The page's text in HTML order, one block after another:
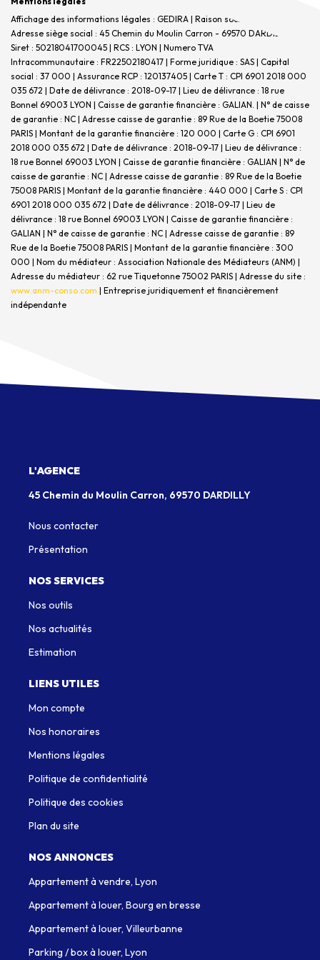
Affichage des informations légales : GEDIRA | Raison sociale : GEDIRA |
Adresse siège social : 45 Chemin du Moulin Carron - 69570 DARDILLY |
Siret : 50218041700045 | RCS : LYON | Numero TVA
Intracommunautaire : FR22502180417 | Forme juridique : SAS | Capital
social : 37 000 | Assurance RCP : 120137405 | Carte T : CPI 6901 2018 000
035 672 | Date de délivrance : 2018-09-17 | Lieu de délivrance : 18 rue
Bonnel 69003 LYON | Caisse de garantie financière : GALIAN. | N° de caisse
de garantie : NC | Adresse caisse de garantie : 89 Rue de la Boetie 75008
PARIS | Montant de la garantie financière : 120 000 | Carte G : CPI 6901
2018 000 035 672 | Date de délivrance : 2018-09-17 | Lieu de délivrance :
18 rue Bonnel 69003 LYON | Caisse de garantie financière : GALIAN | N° de
caisse de garantie : NC | Adresse caisse de garantie : 89 Rue de la Boetie
75008 PARIS | Montant de la garantie financière : 440 000 | Carte S : CPI
6901 2018 000 035 672 | Date de délivrance : 2018-09-17 | Lieu de
délivrance : 18 rue Bonnel 69003 LYON | Caisse de garantie financière :
GALIAN | N° de caisse de garantie : NC | Adresse caisse de garantie : 89
Rue de la Boetie 75008 PARIS | Montant de la garantie financière : 300
000 | Nom du médiateur : Association Nationale des Médiateurs (ANM) |
Adresse du médiateur : 62 rue Tiquetonne 75002 PARIS | Adresse du site :
www.anm-conso.com | Entreprise juridiquement et financièrement
indépendante
L'AGENCE
45 Chemin du Moulin Carron, 69570 DARDILLY
Nous contacter
Présentation
NOS SERVICES
Nos outils
Nos actualités
Estimation
LIENS UTILES
Mon compte
Nos honoraires
Mentions légales
Politique de confidentialité
Politique des cookies
Plan du site
NOS ANNONCES
Appartement à vendre, Lyon
Appartement à louer, Bourg en bresse
Appartement à louer, Villeurbanne
Parking / box à louer, Lyon